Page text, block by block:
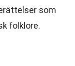
som
folklore.